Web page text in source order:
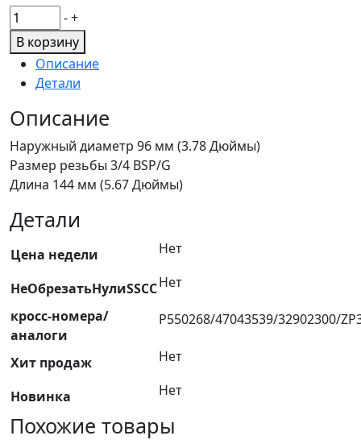
Количество
товара
Фильтр
гидравлический
P550268
Donaldson
-+
В корзину
Описание
Детали
Описание
Наружный диаметр 96 мм (3.78 Дюймы)
Размер резьбы 3/4 BSP/G
Длина 144 мм (5.67 Дюймы)
Детали
Цена недели Нет
НеОбрезатьНулиSSCCНет
кросс-номера/
аналоги
P550268/47043539/32902300/
Хит продаж Нет
Новинка Нет
Похожие товары